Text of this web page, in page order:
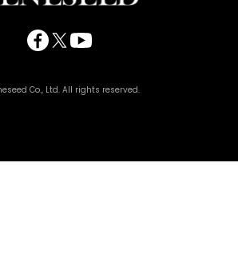
Co., Ltd. All rights reserved.